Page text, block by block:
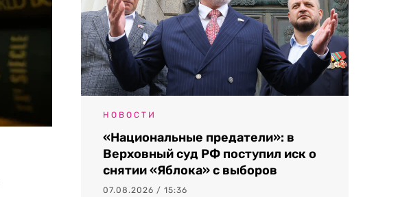
НОВОСТИ
«Национальные предатели»: в
Верховный суд РФ поступил иск о
снятии «Яблока» с выборов
07.08.2026 / 15:36